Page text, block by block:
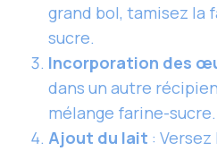
grand bol, tamisez la
sucre.
Incorporation des
dans un autre
mélange farine-sucre.
Ajout du lait :